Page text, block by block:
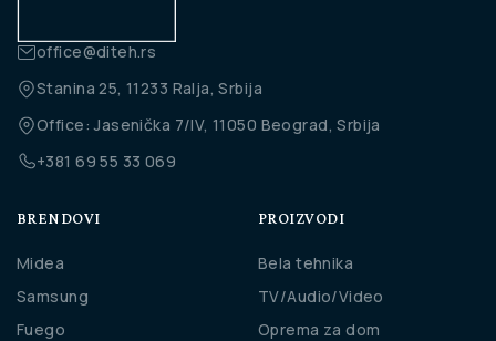
office@diteh.rs
Stanina 25, 11233 Ralja, Srbija
Office: Jasenička 7/IV, 11050 Beograd, Srbija
+381 69 55 33 069
BRENDOVI
Midea
Samsung
Fuego
PROIZVODI
Bela tehnika
TV/Audio/Video
Oprema za dom